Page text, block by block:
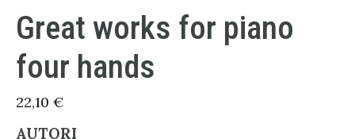
Great works for piano
four hands
22,10 €
AUTORI